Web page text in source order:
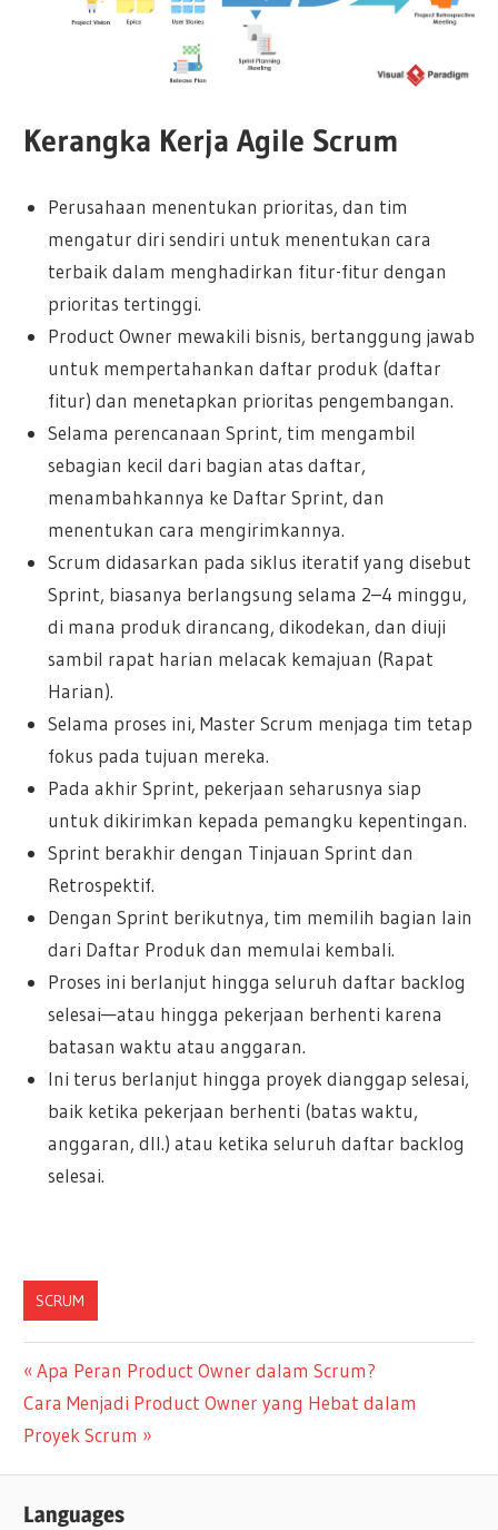
Kerangka Kerja Agile Scrum
Perusahaan menentukan prioritas, dan tim
mengatur diri sendiri untuk menentukan cara
terbaik dalam menghadirkan fitur-fitur dengan
prioritas tertinggi.
Product Owner mewakili bisnis, bertanggung jawab
untuk mempertahankan daftar produk (daftar
fitur) dan menetapkan prioritas pengembangan.
Selama perencanaan Sprint, tim mengambil
sebagian kecil dari bagian atas daftar,
menambahkannya ke Daftar Sprint, dan
menentukan cara mengirimkannya.
Scrum didasarkan pada siklus iteratif yang disebut
Sprint, biasanya berlangsung selama 2–4 minggu,
di mana produk dirancang, dikodekan, dan diuji
sambil rapat harian melacak kemajuan (Rapat
Harian).
Selama proses ini, Master Scrum menjaga tim tetap
fokus pada tujuan mereka.
Pada akhir Sprint, pekerjaan seharusnya siap
untuk dikirimkan kepada pemangku kepentingan.
Sprint berakhir dengan Tinjauan Sprint dan
Retrospektif.
Dengan Sprint berikutnya, tim memilih bagian lain
dari Daftar Produk dan memulai kembali.
Proses ini berlanjut hingga seluruh daftar backlog
selesai—atau hingga pekerjaan berhenti karena
batasan waktu atau anggaran.
Ini terus berlanjut hingga proyek dianggap selesai,
baik ketika pekerjaan berhenti (batas waktu,
anggaran, dll.) atau ketika seluruh daftar backlog
selesai.
SCRUM
Navigasi
pos
Previous
Post:
Apa Peran Product Owner dalam Scrum?
Next
Post:
Cara Menjadi Product Owner yang Hebat dalam
Proyek Scrum
Languages